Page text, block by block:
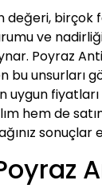
değeri, birçok
ve
Poyraz
bu unsurları
uygun fiyatları
hem de
sonuçlar